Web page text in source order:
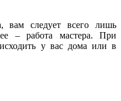
вам следует всего лишь
– работа мастера. При
у вас дома или в